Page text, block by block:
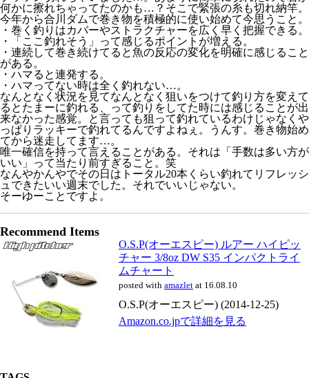
何かに擦れちゃってたのかも…？そこで緊張の糸も切れ納竿。
今年から合川ダムで巻き物を積極的に使い始めて今思うこと。
・巻く釣りはカバーやストラクチャーを広く早く把握できる。
・「ここ釣れそう」って感じるポイントが増える。
・連続して巻き続けてると魚の反応の変化を明確に感じること
がある。
・ハマると連発する。
・ハマってない時は全く釣れない…。
なんとなく状況を見てなんとなく狙いをつけて釣り方を変えて
るとたまーに釣れる、って釣りをしてた時には感じることが出
来なかった感覚。と言っても狙って釣れているわけじゃなくや
っぱりラッキーで釣れてるんですよねぇ。うんす。巻き物始め
てから迷走してます…。
唯一確信を持って言えることがある。それは「手数は多い方が
いい」って当たり前すぎること。笑
なんやかんやでその日はトータル20本くらい釣れてリフレッシ
ュできたいい週末でした。それでいいじゃない。
そーゆーことですよ。
Recommend Items
O.S.P(オーエスピー) ルアー ハイピッ
チャー 3/8oz DW S35 インパクトライ
ムチャート
posted with amazlet at 16.08.10
O.S.P(オーエスピー) (2014-12-25)
Amazon.co.jpで詳細を見る